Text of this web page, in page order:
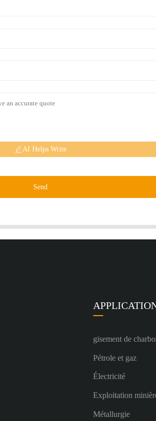
AI Helps Write
Send
gisement de
Pétrole et gaz
Électricité
Exploitation
Métallurgie